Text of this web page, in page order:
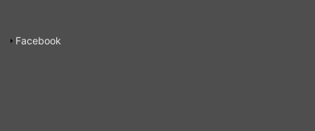
Facebook